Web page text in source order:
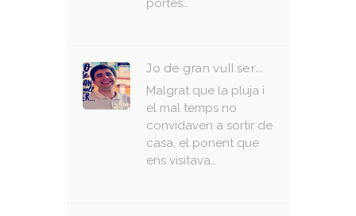
Jo de gran vull ser...
Malgrat que la pluja i
el mal temps no
convidaven a sortir de
casa, el ponent que
ens visitava…